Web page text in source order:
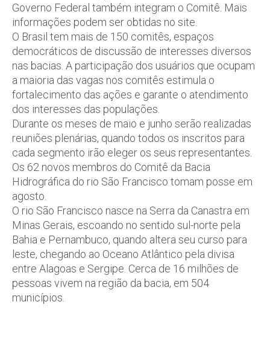
Governo Federal também integram o Comitê. Mais
informações podem ser obtidas no site.
O Brasil tem mais de 150 comitês, espaços
democráticos de discussão de interesses diversos
nas bacias. A participação dos usuários que ocupam
a maioria das vagas nos comitês estimula o
fortalecimento das ações e garante o atendimento
dos interesses das populações.
Durante os meses de maio e junho serão realizadas
reuniões plenárias, quando todos os inscritos para
cada segmento irão eleger os seus representantes.
Os 62 novos membros do Comitê da Bacia
Hidrográfica do rio São Francisco tomam posse em
agosto.
O rio São Francisco nasce na Serra da Canastra em
Minas Gerais, escoando no sentido sul-norte pela
Bahia e Pernambuco, quando altera seu curso para
leste, chegando ao Oceano Atlântico pela divisa
entre Alagoas e Sergipe. Cerca de 16 milhões de
pessoas vivem na região da bacia, em 504
municípios.